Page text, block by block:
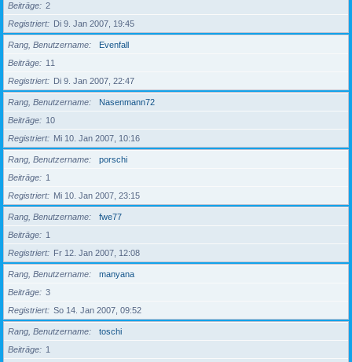
Beiträge
2
Registriert
Di 9. Jan 2007, 19:45
Rang, Benutzername
Evenfall
Beiträge
11
Registriert
Di 9. Jan 2007, 22:47
Rang, Benutzername
Nasenmann72
Beiträge
10
Registriert
Mi 10. Jan 2007, 10:16
Rang, Benutzername
porschi
Beiträge
1
Registriert
Mi 10. Jan 2007, 23:15
Rang, Benutzername
fwe77
Beiträge
1
Registriert
Fr 12. Jan 2007, 12:08
Rang, Benutzername
manyana
Beiträge
3
Registriert
So 14. Jan 2007, 09:52
Rang, Benutzername
toschi
Beiträge
1